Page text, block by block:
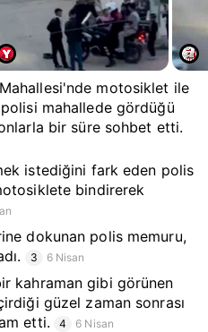
motosiklet ile
mahallede gördüğü
bir süre sohbet etti.
istediğini fark eden polis
bindirerek
dokunan polis memuru,
3 6 Nisan
kahraman gibi görünen
güzel zaman sonrası
etti.
4 6 Nisan